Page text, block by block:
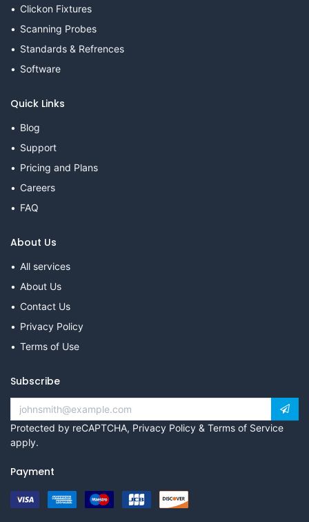
Clickon Fixtures
Scanning Probes
Standards & Refrences
Software
Quick Links
Blog
Support
Pricing and Plans
Careers
FAQ
About Us
All services
About Us
Contact Us
Privacy Policy
Terms of Use
Subscribe
Protected by reCAPTCHA, Privacy Policy & Terms of Service
apply.
Payment